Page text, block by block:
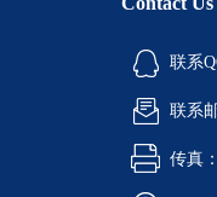
联系
联系
传真：